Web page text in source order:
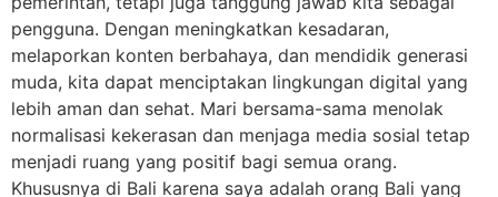
pengguna. Dengan meningkatkan kesadaran,
melaporkan konten berbahaya, dan mendidik generasi
muda, kita dapat menciptakan lingkungan digital yang
lebih aman dan sehat. Mari bersama-sama menolak
normalisasi kekerasan dan menjaga media sosial tetap
menjadi ruang yang positif bagi semua orang.
Khususnya di Bali karena saya adalah orang Bali yang